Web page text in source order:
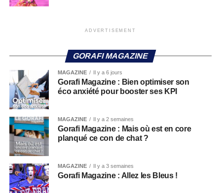
ADVERTISEMENT
GORAFI MAGAZINE
MAGAZINE Il y a 6 jours
Gorafi Magazine : Bien optimiser son
éco anxiété pour booster ses KPI
MAGAZINE Il y a 2 semaines
Gorafi Magazine : Mais où est en core
planqué ce con de chat ?
MAGAZINE Il y a 3 semaines
Gorafi Magazine : Allez les Bleus !